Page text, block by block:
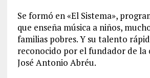
Se formó en «El Sistema»,
que enseña música a niños,
familias pobres. Y su talento
reconocido por el fundador de la
José Antonio Abréu.